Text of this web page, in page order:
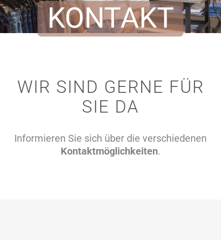
KONTAKT
WIR SIND GERNE FÜR
SIE DA
Informieren Sie sich über die verschiedenen
Kontaktmöglichkeiten.